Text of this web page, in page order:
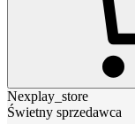
Nexplay_store
Świetny sprzedawca